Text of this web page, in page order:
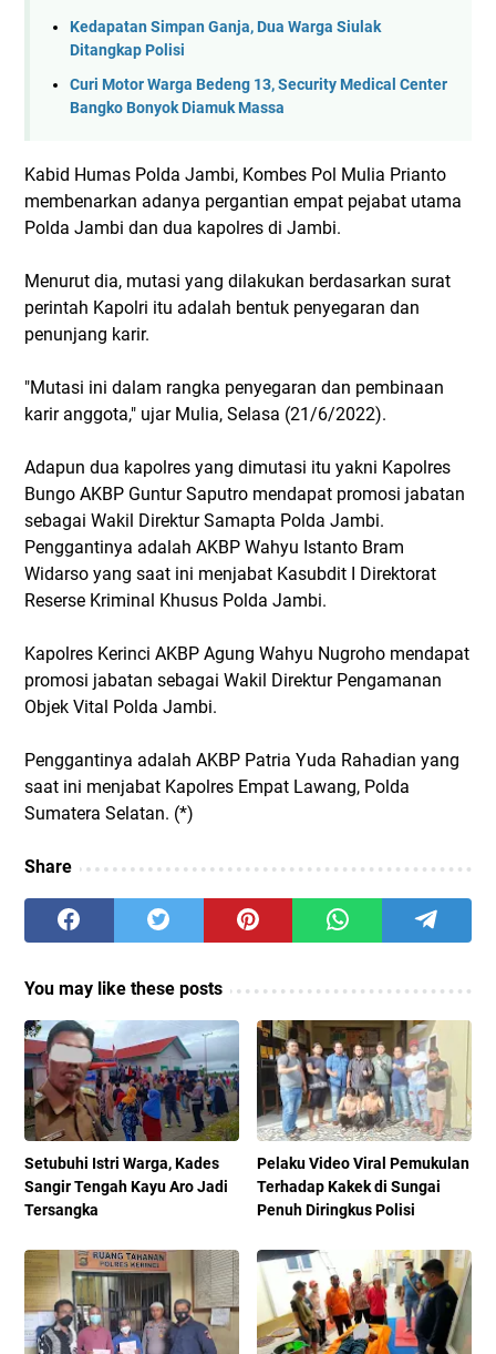
Kedapatan Simpan Ganja, Dua Warga Siulak
Ditangkap Polisi
Curi Motor Warga Bedeng 13, Security Medical Center
Bangko Bonyok Diamuk Massa
Kabid Humas Polda Jambi, Kombes Pol Mulia Prianto
membenarkan adanya pergantian empat pejabat utama
Polda Jambi dan dua kapolres di Jambi.
Menurut dia, mutasi yang dilakukan berdasarkan surat
perintah Kapolri itu adalah bentuk penyegaran dan
penunjang karir.
"Mutasi ini dalam rangka penyegaran dan pembinaan
karir anggota," ujar Mulia, Selasa (21/6/2022).
Adapun dua kapolres yang dimutasi itu yakni Kapolres
Bungo AKBP Guntur Saputro mendapat promosi jabatan
sebagai Wakil Direktur Samapta Polda Jambi.
Penggantinya adalah AKBP Wahyu Istanto Bram
Widarso yang saat ini menjabat Kasubdit I Direktorat
Reserse Kriminal Khusus Polda Jambi.
Kapolres Kerinci AKBP Agung Wahyu Nugroho mendapat
promosi jabatan sebagai Wakil Direktur Pengamanan
Objek Vital Polda Jambi.
Penggantinya adalah AKBP Patria Yuda Rahadian yang
saat ini menjabat Kapolres Empat Lawang, Polda
Sumatera Selatan. (*)
Share
You may like these posts
Setubuhi Istri Warga, Kades
Sangir Tengah Kayu Aro Jadi
Tersangka
Pelaku Video Viral Pemukulan
Terhadap Kakek di Sungai
Penuh Diringkus Polisi